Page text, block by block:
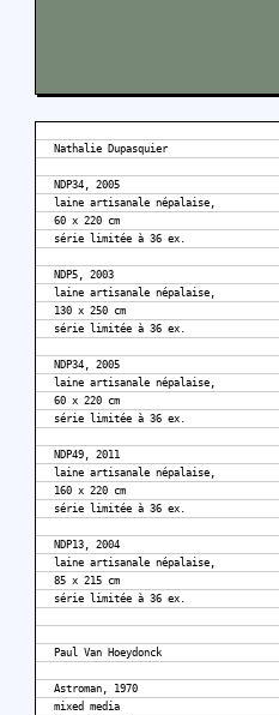
Nathalie Dupasquier
NDP34, 2005
laine artisanale népalaise,
60 x 220 cm
série limitée à 36 ex.
NDP5, 2003
laine artisanale népalaise,
130 x 250 cm
série limitée à 36 ex.
NDP34, 2005
laine artisanale népalaise,
60 x 220 cm
série limitée à 36 ex.
NDP49, 2011
laine artisanale népalaise,
160 x 220 cm
série limitée à 36 ex.
NDP13, 2004
laine artisanale népalaise,
85 x 215 cm
série limitée à 36 ex.
Paul Van Hoeydonck
Astroman, 1970
mixed media